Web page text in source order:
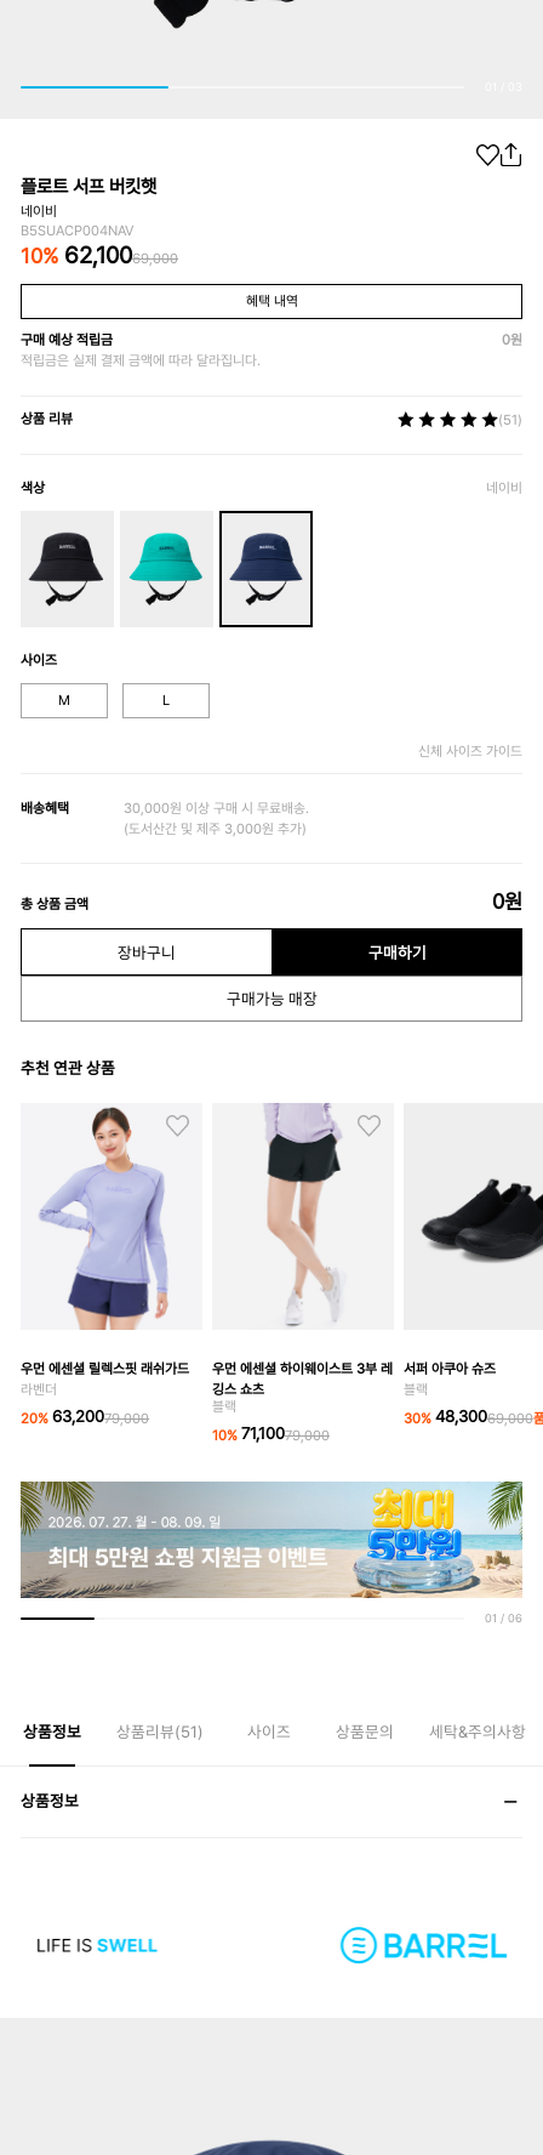
플로트 서프 버킷햇
네이비
B5SUACP004NAV
10% 62,10069,000
혜택 내역
구매 예상 적립금 0원
적립금은 실제 결제 금액에 따라 달라집니다.
상품 리뷰 (51)
색상 네이비
사이즈
M L
신체 사이즈 가이드
배송혜택
30,000원 이상 구매 시 무료배송.
(도서산간 및 제주 3,000원 추가)
총 상품 금액 0원
장바구니 구매하기
구매가능 매장
추천 연관 상품
우먼 에센셜 릴렉스핏 래쉬가드
라벤더
20% 63,20079,000
우먼 에센셜 하이웨이스트 3부 레
깅스 쇼츠
블랙
10% 71,10079,000
서퍼 아쿠아 슈즈
블랙
30% 48,30069,000
01 / 06
상품정보 상품리뷰(51) 사이즈 상품문의 세탁&주의사항
상품정보